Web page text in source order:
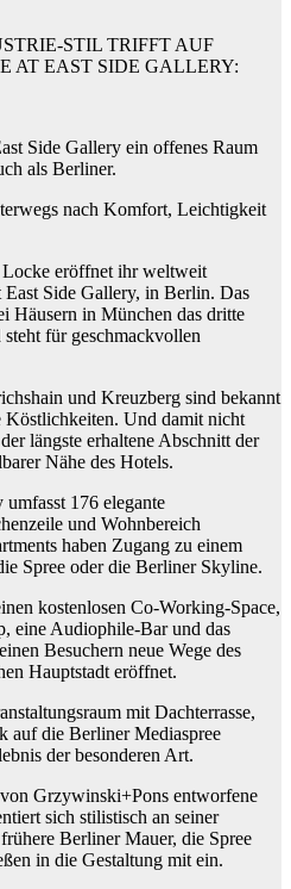
STIL TRIFFT AUF
AT EAST SIDE GALLERY:
Side Gallery ein offenes Raum
als Berliner.
nach Komfort, Leichtigkeit
eröffnet ihr weltweit
East Side Gallery, in Berlin. Das
Häusern in München das dritte
für geschmackvollen
und Kreuzberg sind bekannt
Und damit nicht
längste erhaltene Abschnitt der
Nähe des Hotels.
176 elegante
und Wohnbereich
haben Zugang zu einem
Spree oder die Berliner Skyline.
kostenlosen Co-Working-Space,
eine Audiophile-Bar und das
Besuchern neue Wege des
Hauptstadt eröffnet.
mit Dachterrasse,
auf die Berliner Mediaspree
der besonderen Art.
Grzywinski+Pons entworfene
sich stilistisch an seiner
Berliner Mauer, die Spree
in die Gestaltung mit ein.